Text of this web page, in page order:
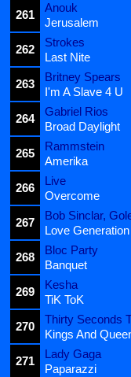
261
Anouk
Jerusalem
262
Strokes
Last Nite
263
Britney Spears
I'm A Slave 4 U
264
Gabriel Rios
Broad Daylight
265
Rammstein
Amerika
266
Live
Overcome
267
Bob Sinclar,
Love Generation
268
Bloc Party
Banquet
269
Kesha
TiK ToK
270
Thirty Seconds
Kings And
271
Lady Gaga
Paparazzi